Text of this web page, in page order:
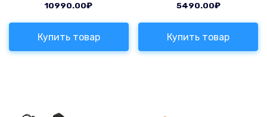
10990.00₽
Купить товар
5490.00₽
Купить товар